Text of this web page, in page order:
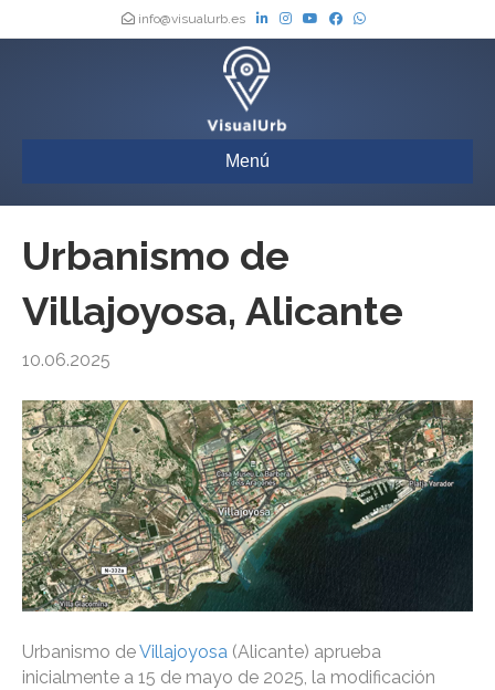
info@visualurb.es
Menú
Urbanismo de
Villajoyosa, Alicante
10.06.2025
Urbanismo deVillajoyosa (Alicante) aprueba
inicialmente a 15 de mayo de 2025, la modificación